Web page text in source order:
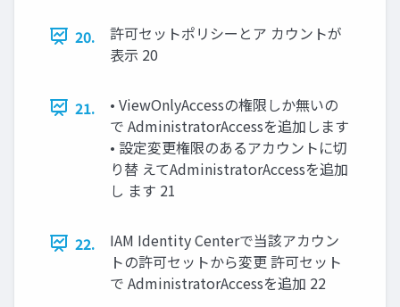
20.
許可セットポリシーとア カウントが
表示 20
21.
• ViewOnlyAccessの権限しか無いの
で AdministratorAccessを追加します
• 設定変更権限のあるアカウントに切
り替 えてAdministratorAccessを追加
し ます 21
22.
IAM Identity Centerで当該アカウン
トの許可セットから変更 許可セット
で AdministratorAccessを追加 22